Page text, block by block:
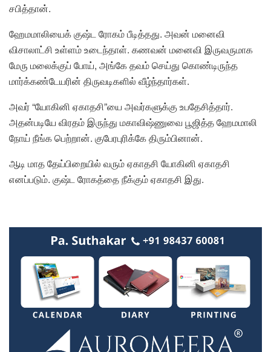
சபித்தான்.
ஹேமமாலியைக் குஷ்ட ரோகம் பீடித்தது. அவன் மனைவி
விசாலாட்சி உள்ளம் உடைந்தாள். கணவன் மனைவி இருவருமாக
மேரு மலைக்குப் போய், அங்கே தவம் செய்து கொண்டிருந்த
மார்க்கண்டேயரின் திருவடிகளில் வீழ்ந்தார்கள்.
அவர் “யோகினி ஏகாதசி”யை அவர்களுக்கு உபதேசித்தார்.
அதன்படியே விரதம் இருந்து மகாவிஷ்ணுவை பூஜித்த ஹேமமாலி
நோய் நீங்க பெற்றான். குபேரபுரிக்கே திரும்பினான்.
ஆடி மாத தேய்பிறையில் வரும் ஏகாதசி யோகினி ஏகாதசி
எனப்படும். குஷ்ட ரோகத்தை நீக்கும் ஏகாதசி இது.